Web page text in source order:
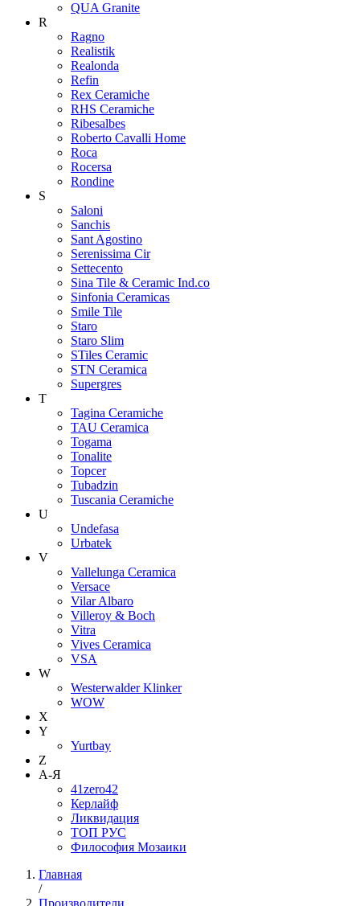
QUA Granite
R
Ragno
Realistik
Realonda
Refin
Rex Ceramiche
RHS Ceramiche
Ribesalbes
Roberto Cavalli Home
Roca
Rocersa
Rondine
S
Saloni
Sanchis
Sant Agostino
Serenissima Cir
Settecento
Sina Tile & Ceramic Ind.co
Sinfonia Ceramicas
Smile Tile
Staro
Staro Slim
STiles Ceramic
STN Ceramica
Supergres
T
Tagina Ceramiche
TAU Ceramica
Togama
Tonalite
Topcer
Tubadzin
Tuscania Ceramiche
U
Undefasa
Urbatek
V
Vallelunga Ceramica
Versace
Vilar Albaro
Villeroy & Boch
Vitra
Vives Ceramica
VSA
W
Westerwalder Klinker
WOW
X
Y
Yurtbay
Z
А-Я
41zero42
Керлайф
Ликвидация
ТОП РУС
Философия Мозаики
Главная
/
Производители